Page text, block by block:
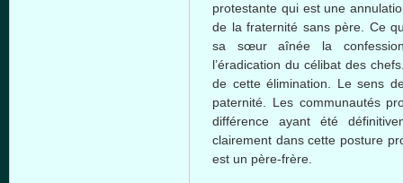
protestante qui est une
de la fraternité sans père. Ce
sa sœur aînée la confession
l’éradication du célibat des
de cette élimination. Le sens
paternité. Les communautés
différence ayant été
clairement dans cette posture
est un père-frère.